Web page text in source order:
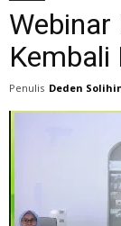
Webinar
Kembali
Penulis Deden